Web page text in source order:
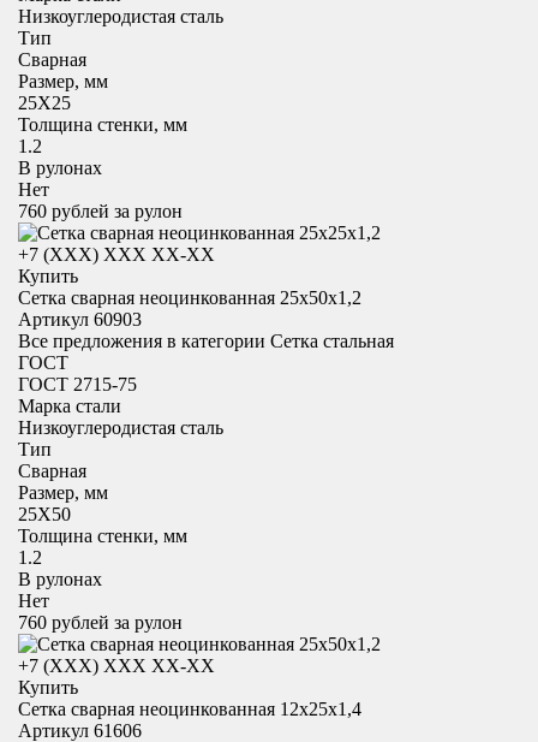
Низкоуглеродистая сталь
Тип
Сварная
Размер, мм
25X25
Толщина стенки, мм
1.2
В рулонах
Нет
760 рублей за рулон
+7 (XXX) ХХХ ХХ-ХХ
Купить
Сетка сварная неоцинкованная 25х50х1,2
Артикул 60903
Все предложения в категории Сетка стальная
ГОСТ
ГОСТ 2715-75
Марка стали
Низкоуглеродистая сталь
Тип
Сварная
Размер, мм
25X50
Толщина стенки, мм
1.2
В рулонах
Нет
760 рублей за рулон
+7 (XXX) ХХХ ХХ-ХХ
Купить
Сетка сварная неоцинкованная 12х25х1,4
Артикул 61606